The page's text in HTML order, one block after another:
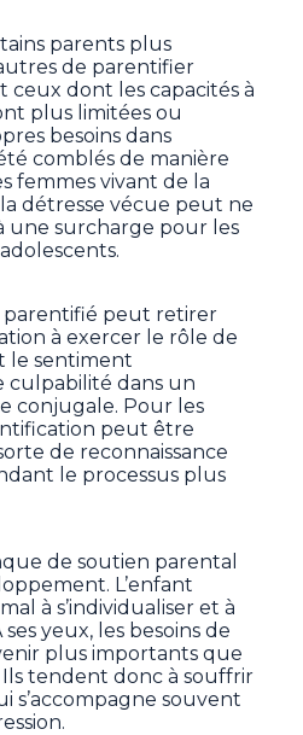
parents plus
de parentifier
ceux dont les capacités à
plus limitées ou
besoins dans
comblés de manière
femmes vivant de la
détresse vécue peut ne
une surcharge pour les
parentifié peut retirer
à exercer le rôle de
le sentiment
culpabilité dans un
conjugale. Pour les
peut être
de reconnaissance
le processus plus
de soutien parental
L’enfant
à s’individualiser et à
yeux, les besoins de
plus importants que
Ils tendent donc à souffrir
s’accompagne souvent